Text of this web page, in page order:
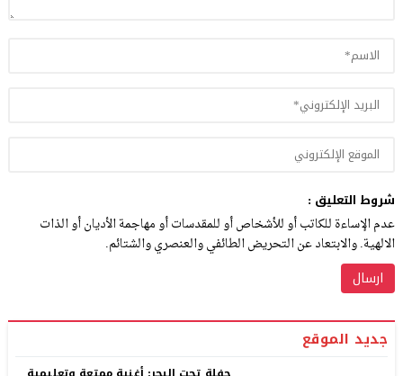
شروط التعليق :
عدم الإساءة للكاتب أو للأشخاص أو للمقدسات أو مهاجمة الأديان أو الذات
الالهية. والابتعاد عن التحريض الطائفي والعنصري والشتائم.
جديد الموقع